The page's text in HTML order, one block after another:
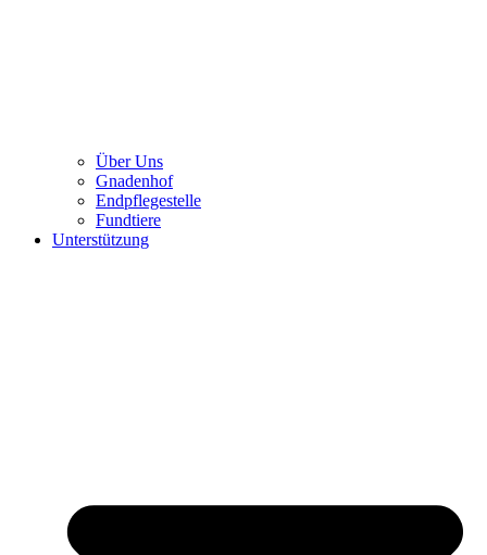
Über Uns
Gnadenhof
Endpflegestelle
Fundtiere
Unterstützung